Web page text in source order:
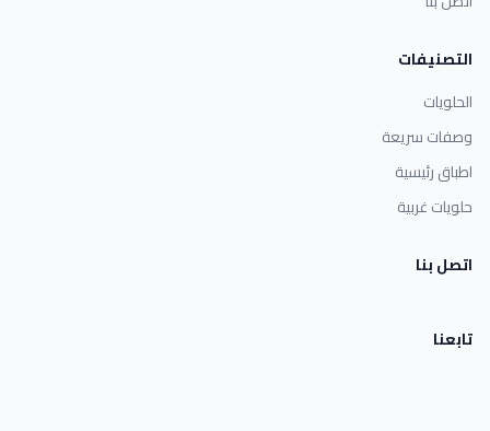
التصنيفات
الحلويات
وصفات سريعة
اطباق رئيسية
حلويات غربية
اتصل بنا
تابعنا